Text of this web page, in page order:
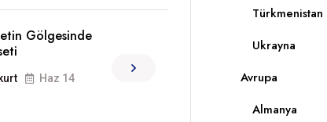
Gölgesinde
Haz 14
Türkmenistan
Ukrayna
Avrupa
Almanya